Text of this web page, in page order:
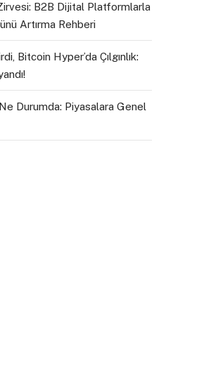
B2B Dijital Platformlarla
Artırma Rehberi
Bitcoin Hyper’da Çılgınlık:
Durumda: Piyasalara Genel